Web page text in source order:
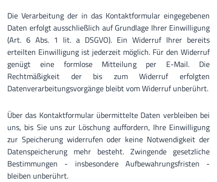
Die Verarbeitung der in das Kontaktformular eingegebenen
Daten erfolgt ausschließlich auf Grundlage Ihrer Einwilligung
(Art. 6 Abs. 1 lit. a DSGVO). Ein Widerruf Ihrer bereits
erteilten Einwilligung ist jederzeit möglich. Für den Widerruf
genügt eine formlose Mitteilung per E-Mail. Die
Rechtmäßigkeit der bis zum Widerruf erfolgten
Datenverarbeitungsvorgänge bleibt vom Widerruf unberührt.
Über das Kontaktformular übermittelte Daten verbleiben bei
uns, bis Sie uns zur Löschung auffordern, Ihre Einwilligung
zur Speicherung widerrufen oder keine Notwendigkeit der
Datenspeicherung mehr besteht. Zwingende gesetzliche
Bestimmungen - insbesondere Aufbewahrungsfristen -
bleiben unberührt.